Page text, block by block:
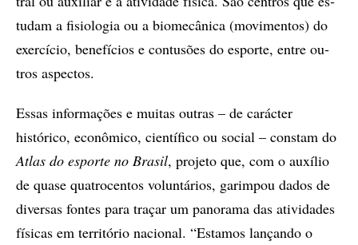
tu­dam a fi­si­o­lo­gia ou a bi­o­me­câ­ni­ca (mo­vi­men­tos) do
exer­cí­cio, be­ne­fí­ci­os e con­tu­sõ­es do es­por­te, en­tre ou­
tros as­pec­tos.
Es­sas in­for­ma­çõ­es e mu­i­tas ou­tras – de carácter
histórico, eco­nô­mi­co, ci­en­tí­fi­co ou so­ci­al – cons­tam do
Atlas do es­por­te no Bra­sil, pro­je­to que, com o au­xí­lio
de qua­se qua­tro­cen­tos vo­lun­tá­ri­os, ga­rim­pou da­dos de
di­ver­sas fon­tes para tra­çar um pa­no­ra­ma das ati­vi­da­des
fí­si­cas em ter­ri­tó­rio na­ci­o­nal. “Es­ta­mos lan­çan­do o